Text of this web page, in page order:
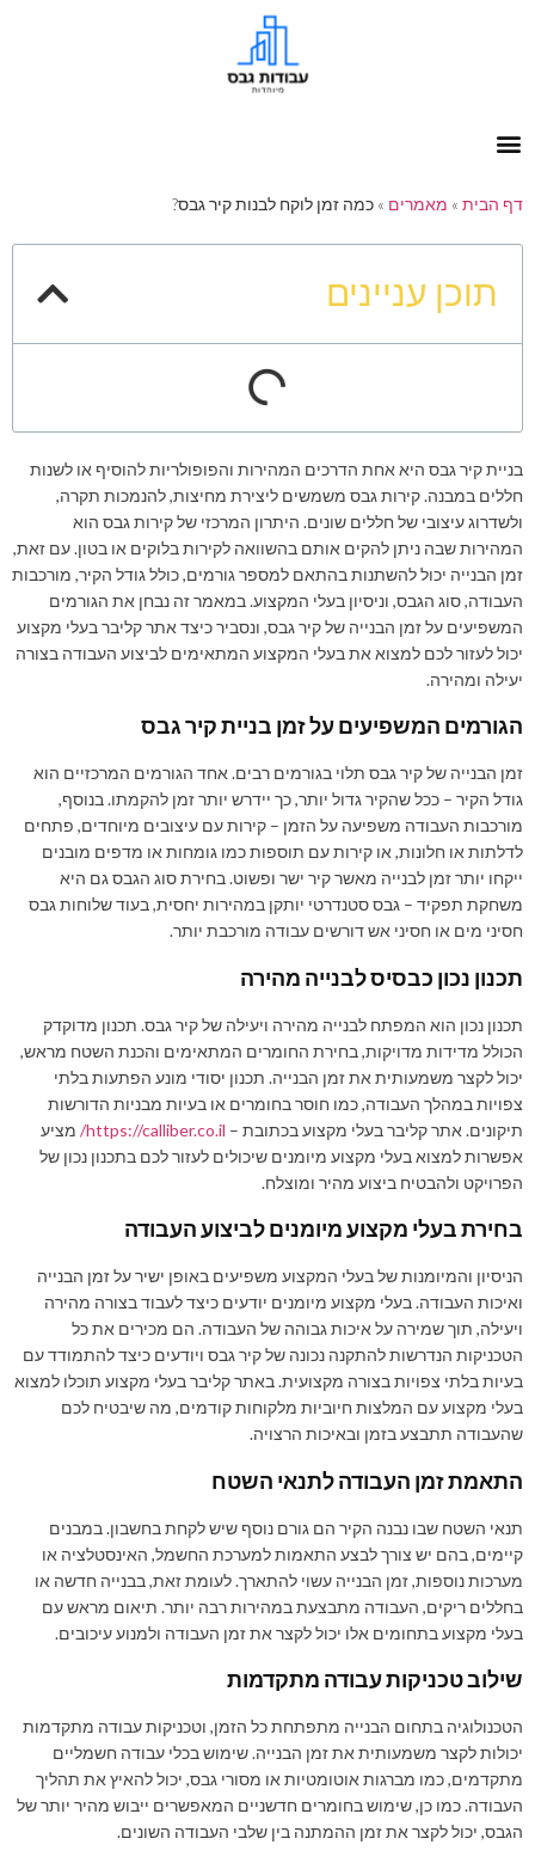
דף הבית » מאמרים » כמה זמן לוקח לבנות קיר גבס?
תוכן עניינים
בניית קיר גבס היא אחת הדרכים המהירות והפופולריות להוסיף או לשנות
חללים במבנה. קירות גבס משמשים ליצירת מחיצות, להנמכות תקרה,
ולשדרוג עיצובי של חללים שונים. היתרון המרכזי של קירות גבס הוא
המהירות שבה ניתן להקים אותם בהשוואה לקירות בלוקים או בטון. עם זאת,
זמן הבנייה יכול להשתנות בהתאם למספר גורמים, כולל גודל הקיר, מורכבות
העבודה, סוג הגבס, וניסיון בעלי המקצוע. במאמר זה נבחן את הגורמים
המשפיעים על זמן הבנייה של קיר גבס, ונסביר כיצד אתר קליבר בעלי מקצוע
יכול לעזור לכם למצוא את בעלי המקצוע המתאימים לביצוע העבודה בצורה
יעילה ומהירה.
הגורמים המשפיעים על זמן בניית קיר גבס
זמן הבנייה של קיר גבס תלוי בגורמים רבים. אחד הגורמים המרכזיים הוא
גודל הקיר – ככל שהקיר גדול יותר, כך יידרש יותר זמן להקמתו. בנוסף,
מורכבות העבודה משפיעה על הזמן – קירות עם עיצובים מיוחדים, פתחים
לדלתות או חלונות, או קירות עם תוספות כמו גומחות או מדפים מובנים
ייקחו יותר זמן לבנייה מאשר קיר ישר ופשוט. בחירת סוג הגבס גם היא
משחקת תפקיד – גבס סטנדרטי יותקן במהירות יחסית, בעוד שלוחות גבס
חסיני מים או חסיני אש דורשים עבודה מורכבת יותר.
תכנון נכון כבסיס לבנייה מהירה
תכנון נכון הוא המפתח לבנייה מהירה ויעילה של קיר גבס. תכנון מדוקדק
הכולל מדידות מדויקות, בחירת החומרים המתאימים והכנת השטח מראש,
יכול לקצר משמעותית את זמן הבנייה. תכנון יסודי מונע הפתעות בלתי
צפויות במהלך העבודה, כמו חוסר בחומרים או בעיות מבניות הדורשות
תיקונים. אתר קליבר בעלי מקצוע בכתובת – https://calliber.co.il/ מציע
אפשרות למצוא בעלי מקצוע מיומנים שיכולים לעזור לכם בתכנון נכון של
הפרויקט ולהבטיח ביצוע מהיר ומוצלח.
בחירת בעלי מקצוע מיומנים לביצוע העבודה
הניסיון והמיומנות של בעלי המקצוע משפיעים באופן ישיר על זמן הבנייה
ואיכות העבודה. בעלי מקצוע מיומנים יודעים כיצד לעבוד בצורה מהירה
ויעילה, תוך שמירה על איכות גבוהה של העבודה. הם מכירים את כל
הטכניקות הנדרשות להתקנה נכונה של קיר גבס ויודעים כיצד להתמודד עם
בעיות בלתי צפויות בצורה מקצועית. באתר קליבר בעלי מקצוע תוכלו למצוא
בעלי מקצוע עם המלצות חיוביות מלקוחות קודמים, מה שיבטיח לכם
שהעבודה תתבצע בזמן ובאיכות הרצויה.
התאמת זמן העבודה לתנאי השטח
תנאי השטח שבו נבנה הקיר הם גורם נוסף שיש לקחת בחשבון. במבנים
קיימים, בהם יש צורך לבצע התאמות למערכת החשמל, האינסטלציה או
מערכות נוספות, זמן הבנייה עשוי להתארך. לעומת זאת, בבנייה חדשה או
בחללים ריקים, העבודה מתבצעת במהירות רבה יותר. תיאום מראש עם
בעלי מקצוע בתחומים אלו יכול לקצר את זמן העבודה ולמנוע עיכובים.
שילוב טכניקות עבודה מתקדמות
הטכנולוגיה בתחום הבנייה מתפתחת כל הזמן, וטכניקות עבודה מתקדמות
יכולות לקצר משמעותית את זמן הבנייה. שימוש בכלי עבודה חשמליים
מתקדמים, כמו מברגות אוטומטיות או מסורי גבס, יכול להאיץ את תהליך
העבודה. כמו כן, שימוש בחומרים חדשניים המאפשרים ייבוש מהיר יותר של
הגבס, יכול לקצר את זמן ההמתנה בין שלבי העבודה השונים.